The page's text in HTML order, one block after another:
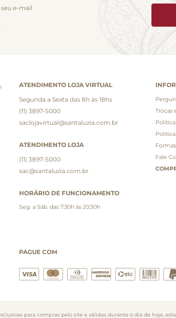
e-mail
ATENDIMENTO LOJA VIRTUAL
Segunda a Sexta das 8h às 18hs
(11) 3897-5000
saclojavirtual@santaluzia.com.br
ATENDIMENTO LOJA
(11) 3897-5000
sac@santaluzia.com.br
HORÁRIO DE FUNCIONAMENTO
Seg. a Sáb. das 7:30h às 20:30h
Trocas
Fale
PAGUE COM
para compras pelo site e válidas durante o dia de hoje,